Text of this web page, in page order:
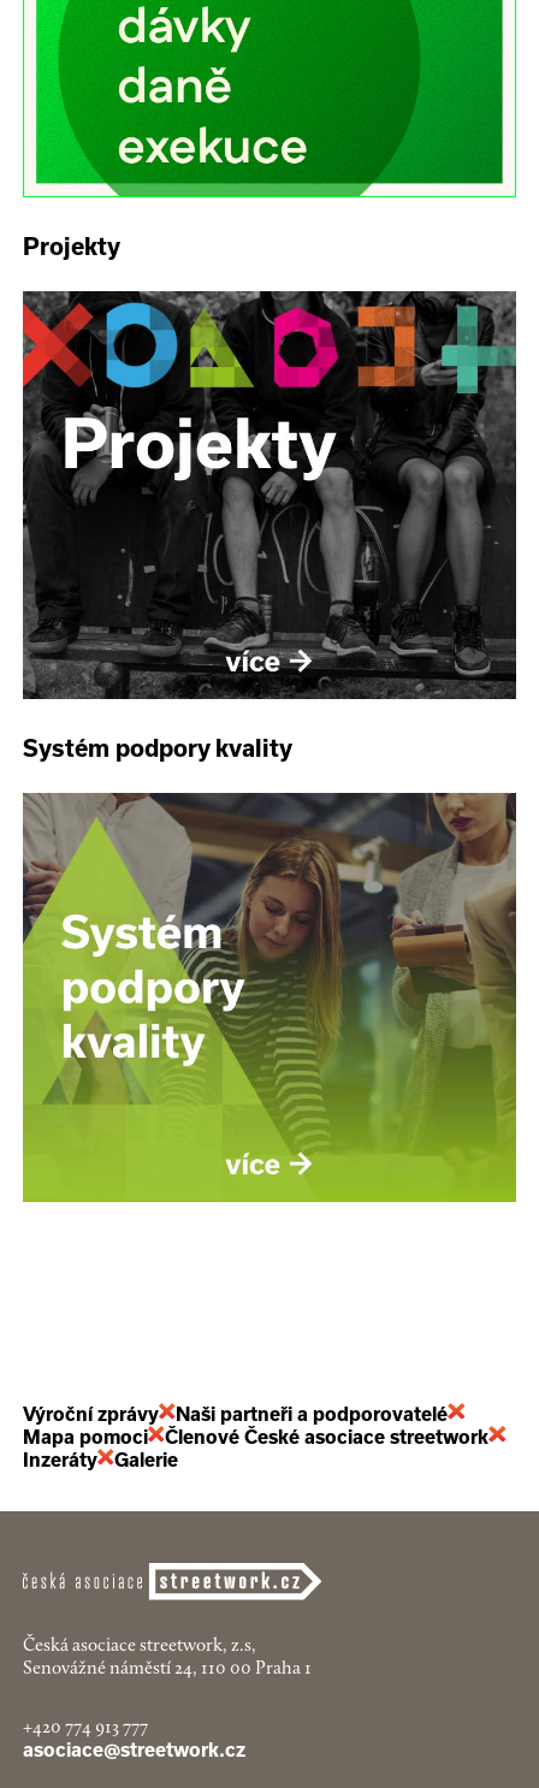
Projekty
Systém podpory kvality
Výroční zprávy
Naši partneři a podporovatelé
Mapa pomoci
Členové České asociace streetwork
Inzeráty
Galerie
Česká asociace streetwork, z.s,
Senovážné náměstí 24, 110 00 Praha 1
+420 774 913 777
asociace@streetwork.cz